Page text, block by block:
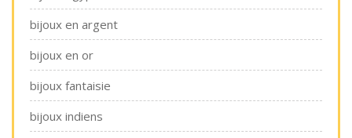
bijoux en argent
bijoux en or
bijoux fantaisie
bijoux indiens